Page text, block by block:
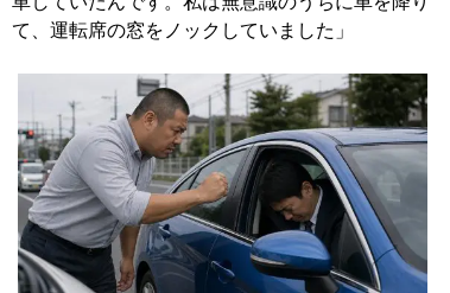
て、運転席の窓をノックしていました」